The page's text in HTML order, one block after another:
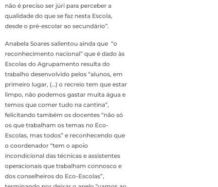
não é preciso ser júri para perceber a
qualidade do que se faz nesta Escola,
desde o pré-escolar ao secundário”.
Anabela Soares salientou ainda que “o
reconhecimento nacional” que é dado às
Escolas do Agrupamento resulta do
trabalho desenvolvido pelos “alunos, em
primeiro lugar, (…) o recreio tem que estar
limpo, não podemos gastar muita água e
temos que comer tudo na cantina”,
felicitando também os docentes “não só
os que trabalham os temas no Eco-
Escolas, mas todos” e reconhecendo que
o coordenador “tem o apoio
incondicional das técnicas e assistentes
operacionais que trabalham connosco e
dos conselheiros do Eco-Escolas”,